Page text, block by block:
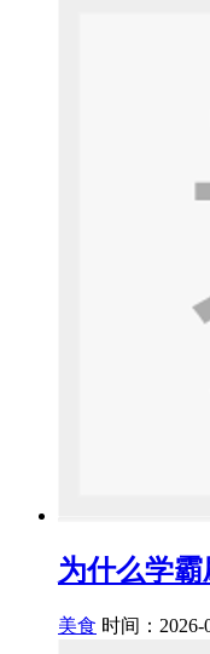
为什么学
美食 时间：2026-